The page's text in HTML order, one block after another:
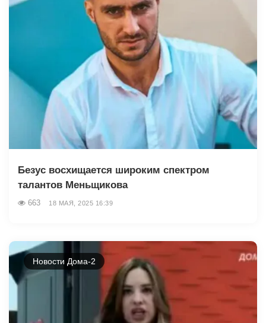
Безус восхищается широким спектром
талантов Меньщикова
663 18 МАЯ, 2025 16:39
Новости Дома-2